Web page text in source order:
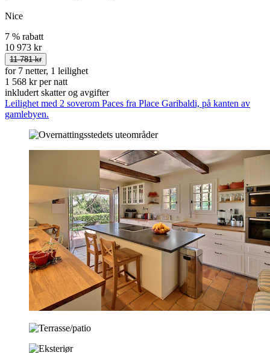
Nice
7 % rabatt
10 973 kr
11 781 kr
for 7 netter, 1 leilighet
1 568 kr per natt
inkludert skatter og avgifter
Leilighet med 2 soverom Paces fra Place Garibaldi, på kanten av
gamlebyen.